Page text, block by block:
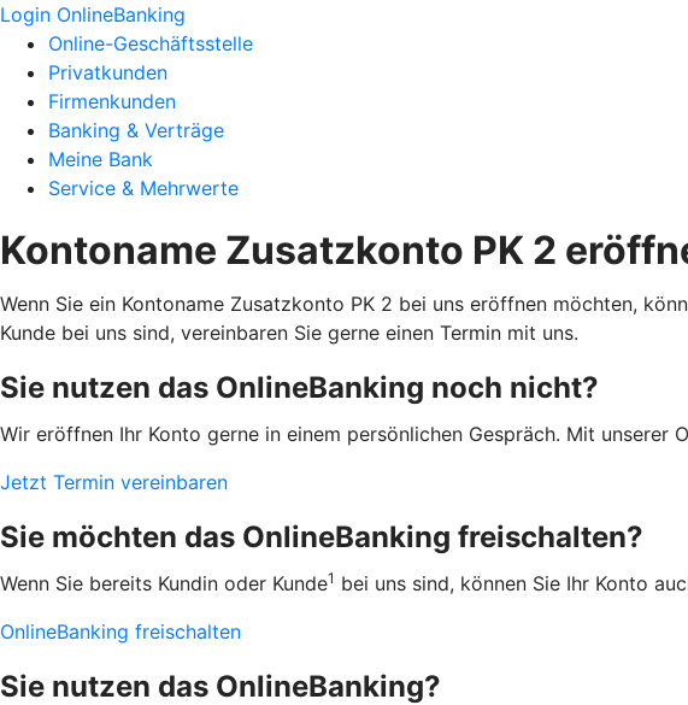
Login OnlineBanking
Online-Geschäftsstelle
Privatkunden
Firmenkunden
Banking & Verträge
Meine Bank
Service & Mehrwerte
Kontoname Zusatzkonto PK 2
Wenn Sie ein Kontoname Zusatzkonto PK 2 bei uns eröffnen möchten,
Kunde bei uns sind, vereinbaren Sie gerne einen Termin mit uns.
Sie nutzen das OnlineBanking noch nicht?
Wir eröffnen Ihr Konto gerne in einem persönlichen Gespräch. Mit unserer
Jetzt Termin vereinbaren
Sie möchten das OnlineBanking freischalten?
Wenn Sie bereits Kundin oder Kunde1 bei uns sind, können Sie Ihr Konto
OnlineBanking freischalten
Sie nutzen das OnlineBanking?